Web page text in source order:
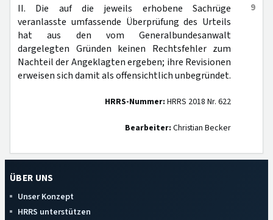
9
II. Die auf die jeweils erhobene Sachrüge
veranlasste umfassende Überprüfung des Urteils
hat aus den vom Generalbundesanwalt
dargelegten Gründen keinen Rechtsfehler zum
Nachteil der Angeklagten ergeben; ihre Revisionen
erweisen sich damit als offensichtlich unbegründet.
HRRS-Nummer: HRRS 2018 Nr. 622
Bearbeiter: Christian Becker
ÜBER UNS
Unser Konzept
HRRS unterstützen